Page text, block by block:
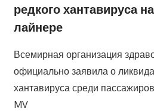
редкого хантавируса
лайнере
Всемирная организация
официально заявила о
хантавируса среди
MV